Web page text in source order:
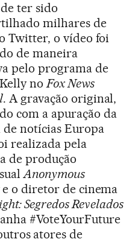
ter sido
milhares de
Twitter, o vídeo foi
de maneira
pelo programa de
noFox News
. A gravação original,
com a apuração da
de notícias Europa
realizada pela
de produção
Anonymous
o diretor de cinema
Segredos Revelados
#VoteYourFuture
atores de